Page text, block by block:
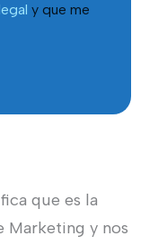
y que me
que es la
Marketing y nos